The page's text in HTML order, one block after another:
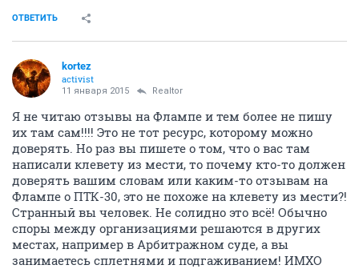
ОТВЕТИТЬ
kortez
activist
11 января 2015 Realtor
Я не читаю отзывы на Флампе и тем более не пишу
их там сам!!!! Это не тот ресурс, которому можно
доверять. Но раз вы пишете о том, что о вас там
написали клевету из мести, то почему кто-то должен
доверять вашим словам или каким-то отзывам на
Флампе о ПТК-30, это не похоже на клевету из мести?!
Странный вы человек. Не солидно это всё! Обычно
споры между организациями решаются в других
местах, например в Арбитражном суде, а вы
занимаетесь сплетнями и подгаживанием! ИМХО